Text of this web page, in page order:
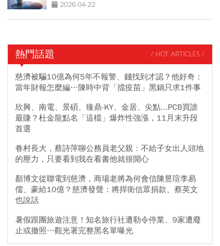
2026-04-22
熱門話題 / HOT ARTICLES /
慈濟被騙10億為何5年不報警、錢找到才認？他好奇：
當年財報怎麼編…陳時中背「擋疫苗」黑鍋只求1件事
欣興、南電、景碩、臻鼎-KY、金居、尖點...PCB買誰
最賺？杜金龍點名「這檔」爆炸性強漲，11月末升段
首選
眷村長大，蔡詩萍聊公務員老父親：不給子女出人頭地
的壓力，只要看到我在看書他就很開心
顏博文從聯電到慈濟，商場老將為何會信陳昱瑄李易
儒、豪給10億？慈濟發聲：將捍衛信眾捐款、蔡英文
也說話
暑假跟團旅遊注意！知名旅行社遭勒令停業、9家遭廢
止或撤照…觀光署完整黑名單曝光